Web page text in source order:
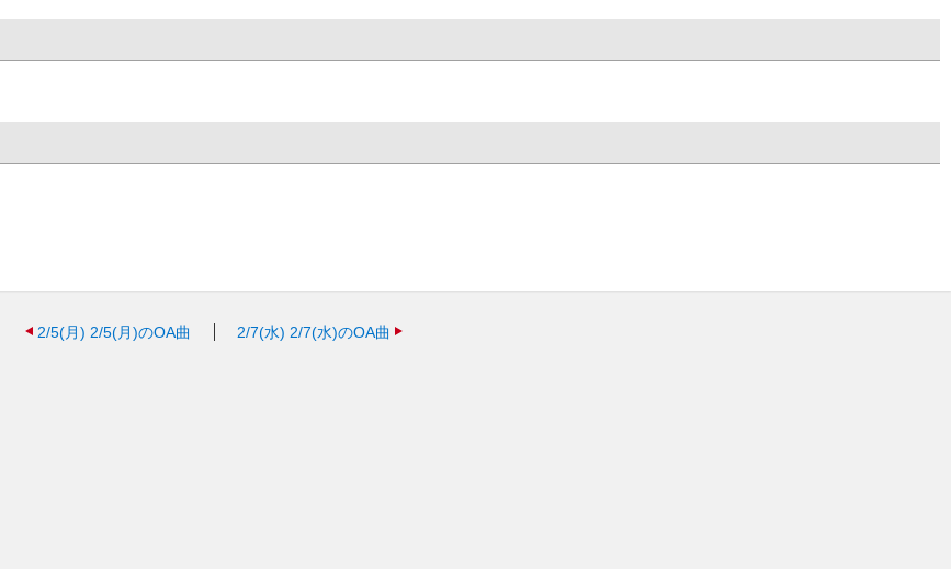
2/5(月) 2/5(月)のOA曲 2/7(水) 2/7(水)のOA曲